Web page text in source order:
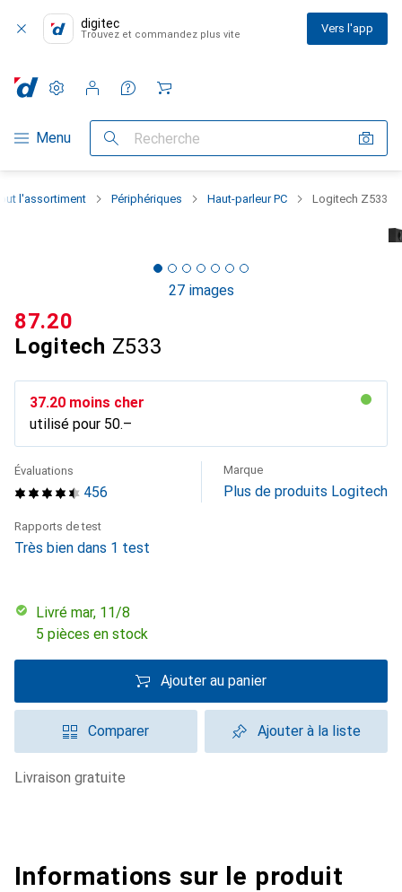
digitec
Trouvez et commandez plus vite Vers l'app
Navigation par catégorie
Menu Recherche
Paramètres
Compte client
Listes de comparaison
Listes d'envies
Panier
l'assortiment Périphériques Haut-parleur PC Logitech Z533
27 images
Logitech Z533
CHF
87.20
CHF
37.20 moins cher
utilisé pour CHF
50.–
456
Évaluations Marque
Plus de produits Logitech
Rapports de test
Très bien dans 1 test
Livré mar, 11/8
5 pièces en stock
Ajouter au panier
Comparer Ajouter à la liste
livraison gratuite
Informations sur le produit